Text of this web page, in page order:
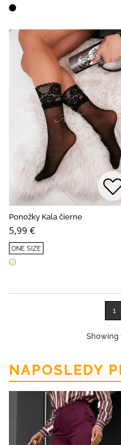
Ponožky Kala čierne
5,99 €
ONE SIZE
1
Showing
NAPOSLEDY